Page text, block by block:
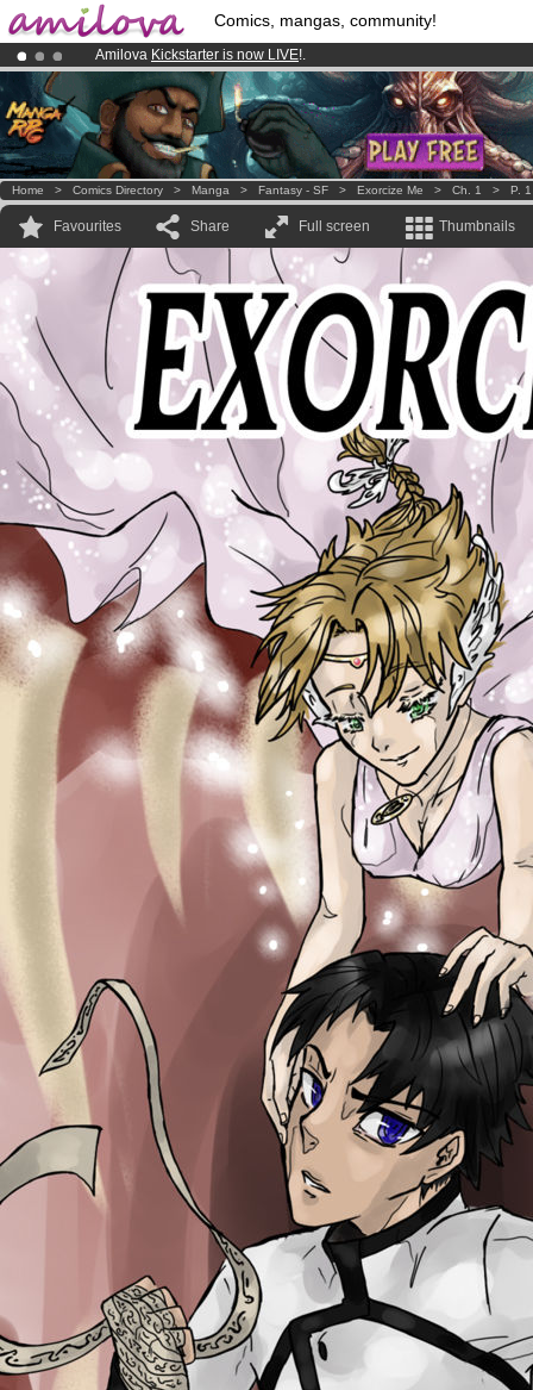
Comics, mangas, community!
Amilova Kickstarter is now LIVE!.
Already 134393membersand 1208comics & mangas!.
Premium membership from3.95 euros per month !Get membership
Home > Comics Directory > Manga > Fantasy - SF > Exorcize Me > Ch. 1 > P. 1
Favourites Share Full screen Thumbnails